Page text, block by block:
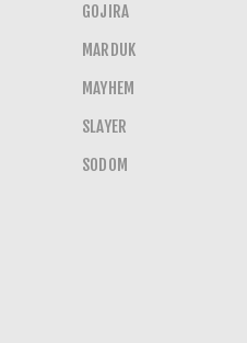
GOJIRA
MARDUK
MAYHEM
SLAYER
SODOM